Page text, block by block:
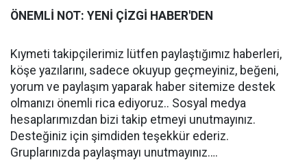
ÖNEMLİ NOT: YENİ ÇİZGİ HABER'DEN
Kıymeti takipçilerimiz lütfen paylaştığımız haberleri,
köşe yazılarını, sadece okuyup geçmeyiniz, beğeni,
yorum ve paylaşım yaparak haber sitemize destek
olmanızı önemli rica ediyoruz.. Sosyal medya
hesaplarımızdan bizi takip etmeyi unutmayınız.
Desteğiniz için şimdiden teşekkür ederiz.
Gruplarınızda paylaşmayı unutmayınız….